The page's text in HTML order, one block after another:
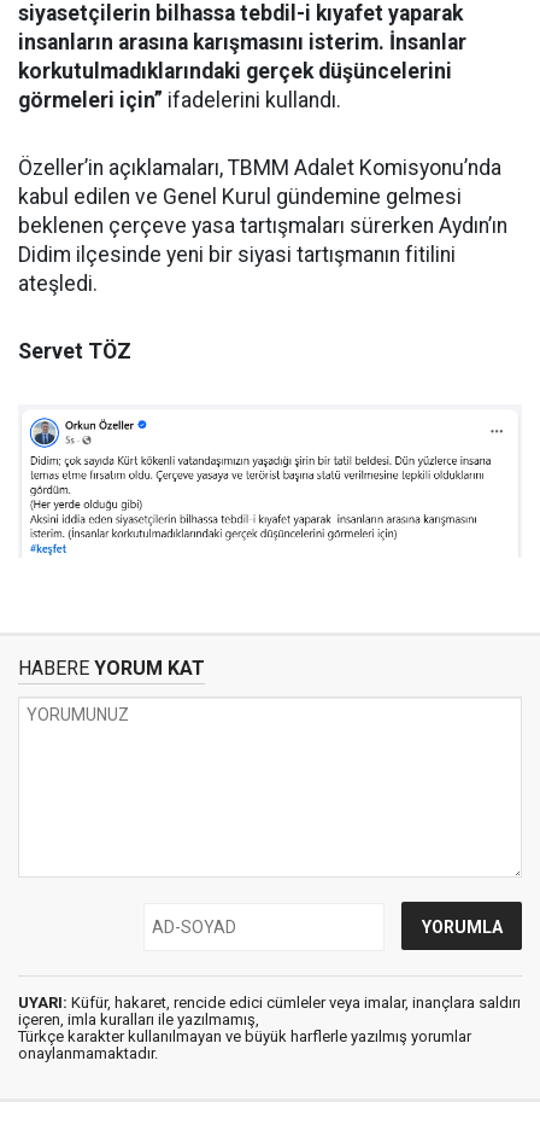
siyasetçilerin bilhassa tebdil-i kıyafet yaparak
insanların arasına karışmasını isterim. İnsanlar
korkutulmadıklarındaki gerçek düşüncelerini
görmeleri için” ifadelerini kullandı.
Özeller’in açıklamaları, TBMM Adalet Komisyonu’nda
kabul edilen ve Genel Kurul gündemine gelmesi
beklenen çerçeve yasa tartışmaları sürerken Aydın’ın
Didim ilçesinde yeni bir siyasi tartışmanın fitilini
ateşledi.
Servet TÖZ
HABERE YORUM KAT
UYARI: Küfür, hakaret, rencide edici cümleler veya imalar, inançlara saldırı
içeren, imla kuralları ile yazılmamış,
Türkçe karakter kullanılmayan ve büyük harflerle yazılmış yorumlar
onaylanmamaktadır.